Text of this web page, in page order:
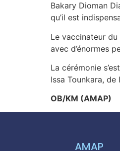
Bakary Dioman
qu’il est
Le vaccinateur
avec d’énormes
La cérémonie
Issa Tounkara,
OB/KM (AMAP)
AMAP